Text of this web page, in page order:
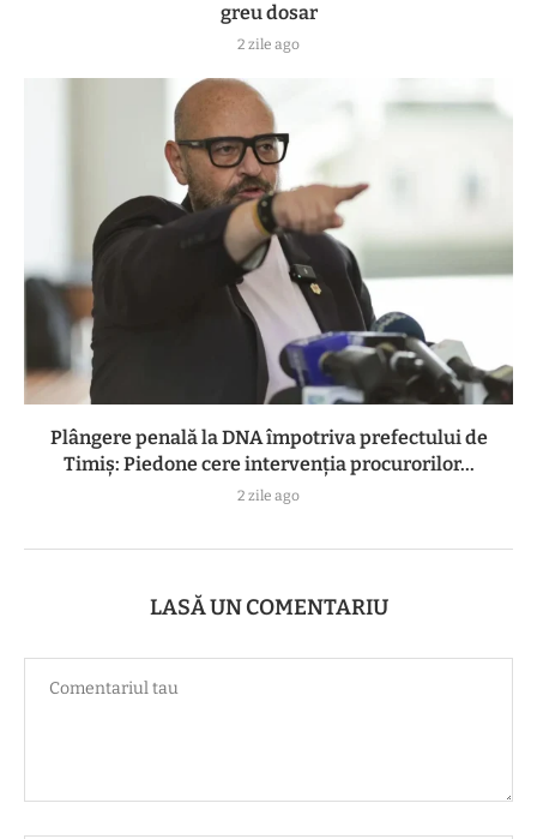
greu dosar
2 zile ago
Plângere penală la DNA împotriva prefectului de
Timiș: Piedone cere intervenția procurorilor...
2 zile ago
LASĂ UN COMENTARIU